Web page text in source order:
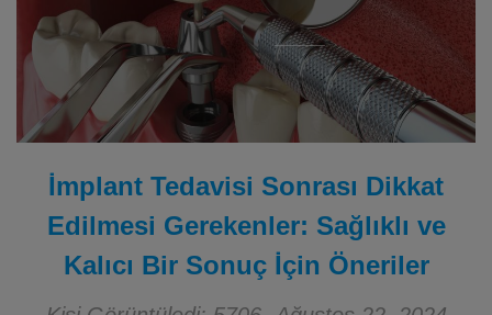
İmplant Tedavisi Sonrası Dikkat
Edilmesi Gerekenler: Sağlıklı ve
Kalıcı Bir Sonuç İçin Öneriler